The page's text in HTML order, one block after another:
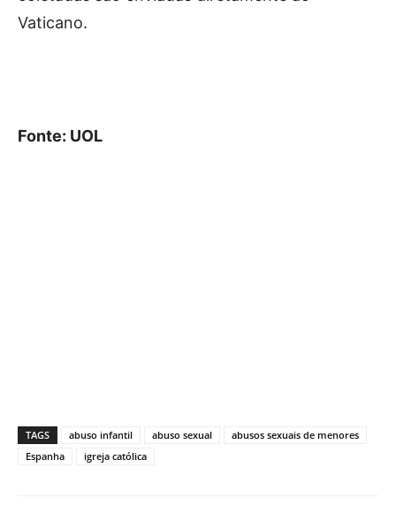
Vaticano.
Fonte: UOL
TAGS abuso infantil abuso sexual
abusos sexuais de menores
Espanha
igreja católica